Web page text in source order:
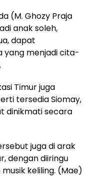
(M. Ghozy Praja
anak soleh,
dapat
yang menjadi cita-
Timur juga
tersedia Siomay,
dinikmati secara
juga di arak
dengan diiringu
keliling. (Mae)